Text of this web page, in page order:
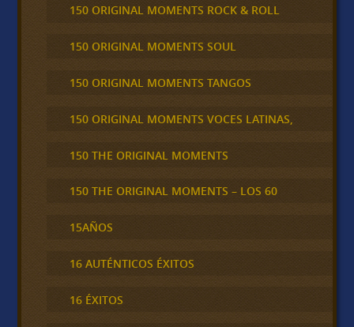
150 ORIGINAL MOMENTS ROCK & ROLL
150 ORIGINAL MOMENTS SOUL
150 ORIGINAL MOMENTS TANGOS
150 ORIGINAL MOMENTS VOCES LATINAS,
150 THE ORIGINAL MOMENTS
150 THE ORIGINAL MOMENTS – LOS 60
15AÑOS
16 AUTÉNTICOS ÉXITOS
16 ÉXITOS